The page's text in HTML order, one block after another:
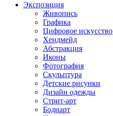
Экспозиция
Живопись
Графика
Цифровое искусство
Хендмейд
Абстракция
Иконы
Фотография
Скульптура
Детские рисунки
Дизайн одежды
Стрит-арт
Бодиарт